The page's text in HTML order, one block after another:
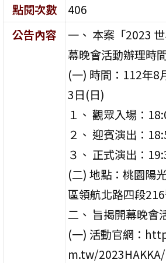
點閱次數
406
公告內容
一、 本案「2023
幕晚會活動辦理時
(一) 時間：112年8
3日(日)
１、 觀眾入場：
２、 迎賓演出：
３、 正式演出：
(二) 地點：桃園陽
區領航北路四段216
二、 旨揭開幕晚會
(一) 活動官網：
m.tw/2023HAKKA/